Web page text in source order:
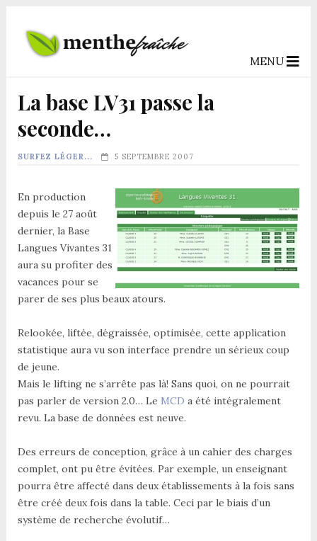
MENU
La base LV31 passe la
seconde…
SURFEZ LÉGER... 5 SEPTEMBRE 2007
En production
depuis le 27 août
dernier, la Base
Langues Vivantes 31
aura su profiter des
vacances pour se
parer de ses plus beaux atours.
Relookée, liftée, dégraissée, optimisée, cette application
statistique aura vu son interface prendre un sérieux coup
de jeune.
Mais le lifting ne s’arrête pas là! Sans quoi, on ne pourrait
pas parler de version 2.0… Le MCD a été intégralement
revu. La base de données est neuve.
Des erreurs de conception, grâce à un cahier des charges
complet, ont pu être évitées. Par exemple, un enseignant
pourra être affecté dans deux établissements à la fois sans
être créé deux fois dans la table. Ceci par le biais d’un
système de recherche évolutif…